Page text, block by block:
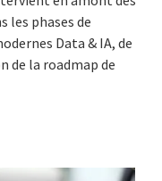
les phases de
Data & IA, de
de la roadmap de